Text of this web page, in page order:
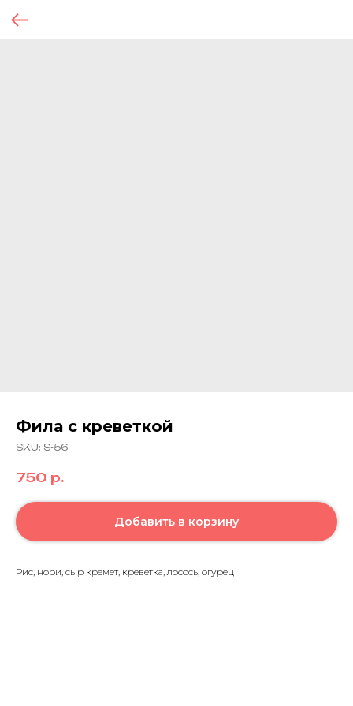
Фила с креветкой
SKU: S-56
750 р.
Добавить в корзину
Рис, нори, сыр кремет, креветка, лосось, огурец